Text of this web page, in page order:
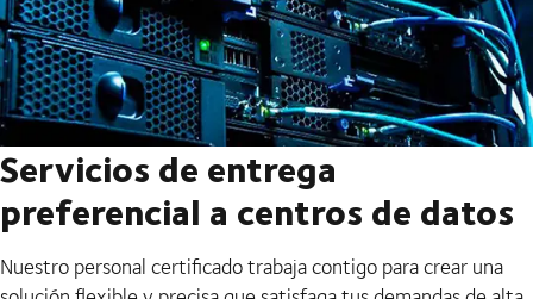
Servicios de entrega
preferencial a centros de datos
Nuestro personal certificado trabaja contigo para crear una